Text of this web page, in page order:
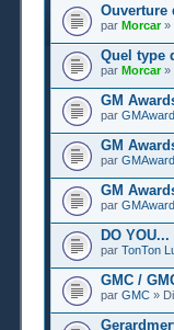
Ouverture
par Morcar»
Quel type
par Morcar»
GM
par
GM
par
GM
par
DO
par TonTon
GMC /
par GMC »